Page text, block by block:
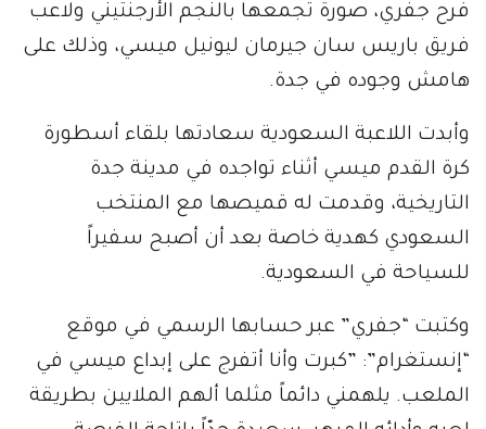
فرح جفري، صورة تجمعها بالنجم الأرجنتيني ولاعب
فريق باريس سان جيرمان ليونيل ميسي، وذلك على
هامش وجوده في جدة.
وأبدت اللاعبة السعودية سعادتها بلقاء أسطورة
كرة القدم ميسي أثناء تواجده في مدينة جدة
التاريخية، وقدمت له قميصها مع المنتخب
السعودي كهدية خاصة بعد أن أصبح سفيراً
للسياحة في السعودية.
وكتبت “جفري” عبر حسابها الرسمي في موقع
“إنستغرام”: ”كبرت وأنا أتفرج على إبداع ميسي في
الملعب. يلهمني دائماً مثلما ألهم الملايين بطريقة